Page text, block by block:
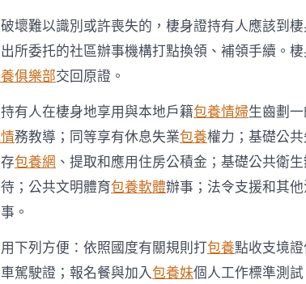
壞難以識別或許喪失的，棲身證持有人應該到
所委托的社區辦事機構打點換領、補領手續。
俱樂部交回原證。
有人在棲身地享用與本地戶籍包養情婦生齒劃
務教導；同等享有休息失業包養權力；基礎公
包養網 、提取和應用住房公積金；基礎公共衛
；公共文明體育包養軟體辦事；法令支援和其
。
下列方便：依照國度有關規則打包養點收支境
駕駛證；報名餐與加入包養妹個人工作標準測